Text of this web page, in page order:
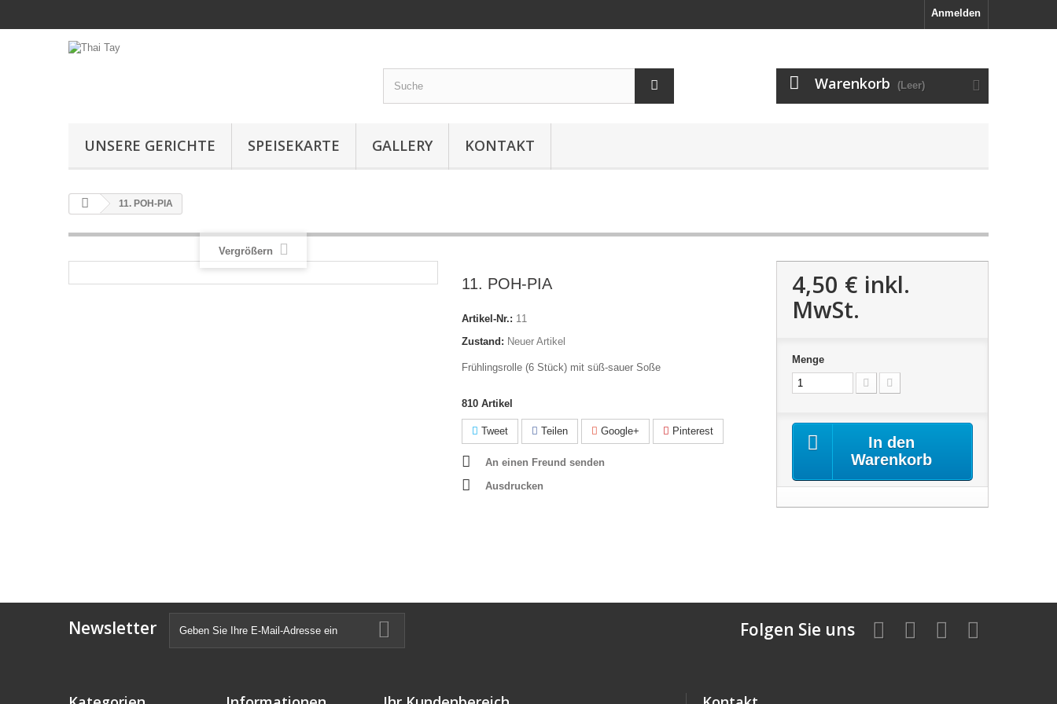
Anmelden
Warenkorb (Leer)
UNSERE GERICHTE SPEISEKARTE GALLERY KONTAKT
11. POH-PIA
Vergrößern
11. POH-PIA
Artikel-Nr.: 11
Zustand: Neuer Artikel
Frühlingsrolle (6 Stück) mit süß-sauer Soße
810 Artikel
Tweet Teilen Google+ Pinterest
An einen Freund senden
Ausdrucken
4,50 € inkl.
MwSt.
Menge
In den
Warenkorb
Newsletter Folgen Sie uns